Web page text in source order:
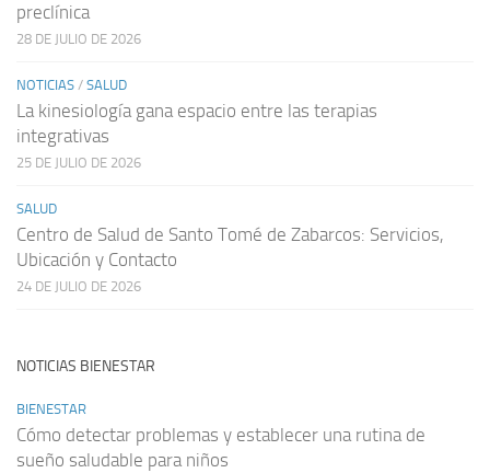
preclínica
28 DE JULIO DE 2026
NOTICIAS / SALUD
La kinesiología gana espacio entre las terapias
integrativas
25 DE JULIO DE 2026
SALUD
Centro de Salud de Santo Tomé de Zabarcos: Servicios,
Ubicación y Contacto
24 DE JULIO DE 2026
NOTICIAS BIENESTAR
BIENESTAR
Cómo detectar problemas y establecer una rutina de
sueño saludable para niños